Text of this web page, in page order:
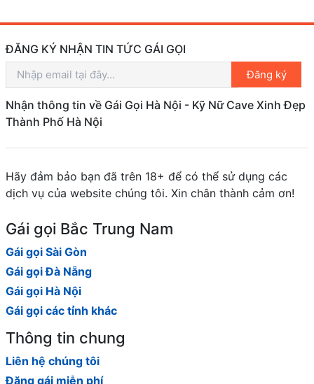
ĐĂNG KÝ NHẬN TIN TỨC GÁI GỌI
Đăng ký
Nhận thông tin về Gái Gọi Hà Nội - Kỹ Nữ Cave Xinh Đẹp
Thành Phố Hà Nội
Hãy đảm bảo bạn đã trên 18+ để có thể sử dụng các
dịch vụ của website chúng tôi. Xin chân thành cảm ơn!
Gái gọi Bắc Trung Nam
Gái gọi Sài Gòn
Gái gọi Đà Nẵng
Gái gọi Hà Nội
Gái gọi các tỉnh khác
Thông tin chung
Liên hệ chúng tôi
Đăng gái miễn phí